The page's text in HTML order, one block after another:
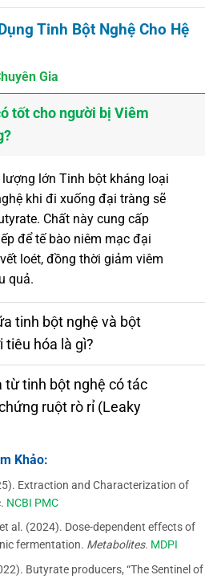
Tinh Bột Nghệ Cho Hệ
Gia
tốt cho người bị Viêm
lớn Tinh bột kháng loại
khi đi xuống đại tràng sẽ
Chất này cung cấp
để tế bào niêm mạc đại
loét, đồng thời giảm viêm
quả.
tinh bột nghệ và bột
tiêu hóa là gì?
từ tinh bột nghệ có tác
ruột rò rỉ (Leaky
Khảo:
Extraction and Characterization of
NCBI PMC
al. (2024). Dose-dependent effects of
fermentation. Metabolites. MDPI
Butyrate producers, “The Sentinel of